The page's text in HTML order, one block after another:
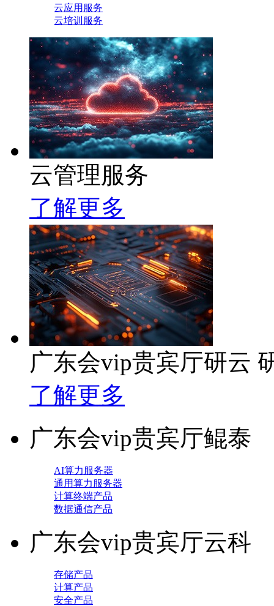
云应用服务
云培训服务
云管理服务
了解更多
广东会vip贵宾厅研云
了解更多
广东会vip贵宾厅鲲泰
AI算力服务器
通用算力服务器
计算终端产品
数据通信产品
广东会vip贵宾厅云科
存储产品
计算产品
安全产品